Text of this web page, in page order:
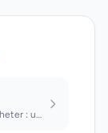
La voir ou la lire : ménage heureux. L'acheter : un conflit familial est apaisé....